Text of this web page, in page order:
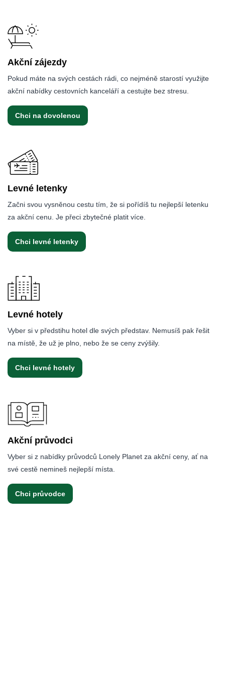
Akční zájezdy
Pokud máte na svých cestách rádi, co nejméně starostí využijte
akční nabídky cestovních kanceláří a cestujte bez stresu.
Chci na dovolenou
Levné letenky
Začni svou vysněnou cestu tím, že si pořídíš tu nejlepší letenku
za akční cenu. Je přeci zbytečné platit více.
Chci levné letenky
Levné hotely
Vyber si v předstihu hotel dle svých představ. Nemusíš pak řešit
na místě, že už je plno, nebo že se ceny zvýšily.
Chci levné hotely
Akční průvodci
Vyber si z nabídky průvodců Lonely Planet za akční ceny, ať na
své cestě nemineš nejlepší místa.
Chci průvodce